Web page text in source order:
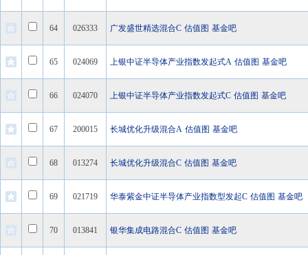
64 026333 广发盛世精选混合C 估值图 基金吧
65 024069 上银中证半导体产业指数发起式A 估值图 基金吧
66 024070 上银中证半导体产业指数发起式C 估值图 基金吧
67 200015 长城优化升级混合A 估值图 基金吧
68 013274 长城优化升级混合C 估值图 基金吧
69 021719 华泰紫金中证半导体产业指数型发起C 估值图 基金吧
70 013841 银华集成电路混合C 估值图 基金吧